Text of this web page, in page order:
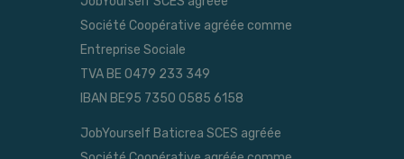
Société Coopérative agréée comme
Entreprise Sociale
TVA BE 0479 233 349
IBAN BE95 7350 0585 6158
JobYourself Baticrea SCES agréée